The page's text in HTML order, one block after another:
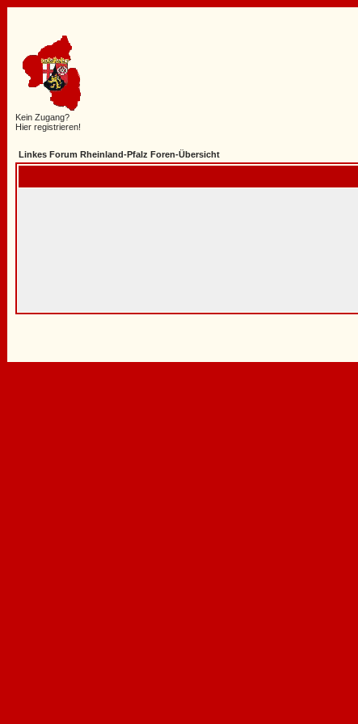
Kein Zugang?
Hier registrieren!
Linkes Forum Rheinland-Pfalz Foren-Übersicht